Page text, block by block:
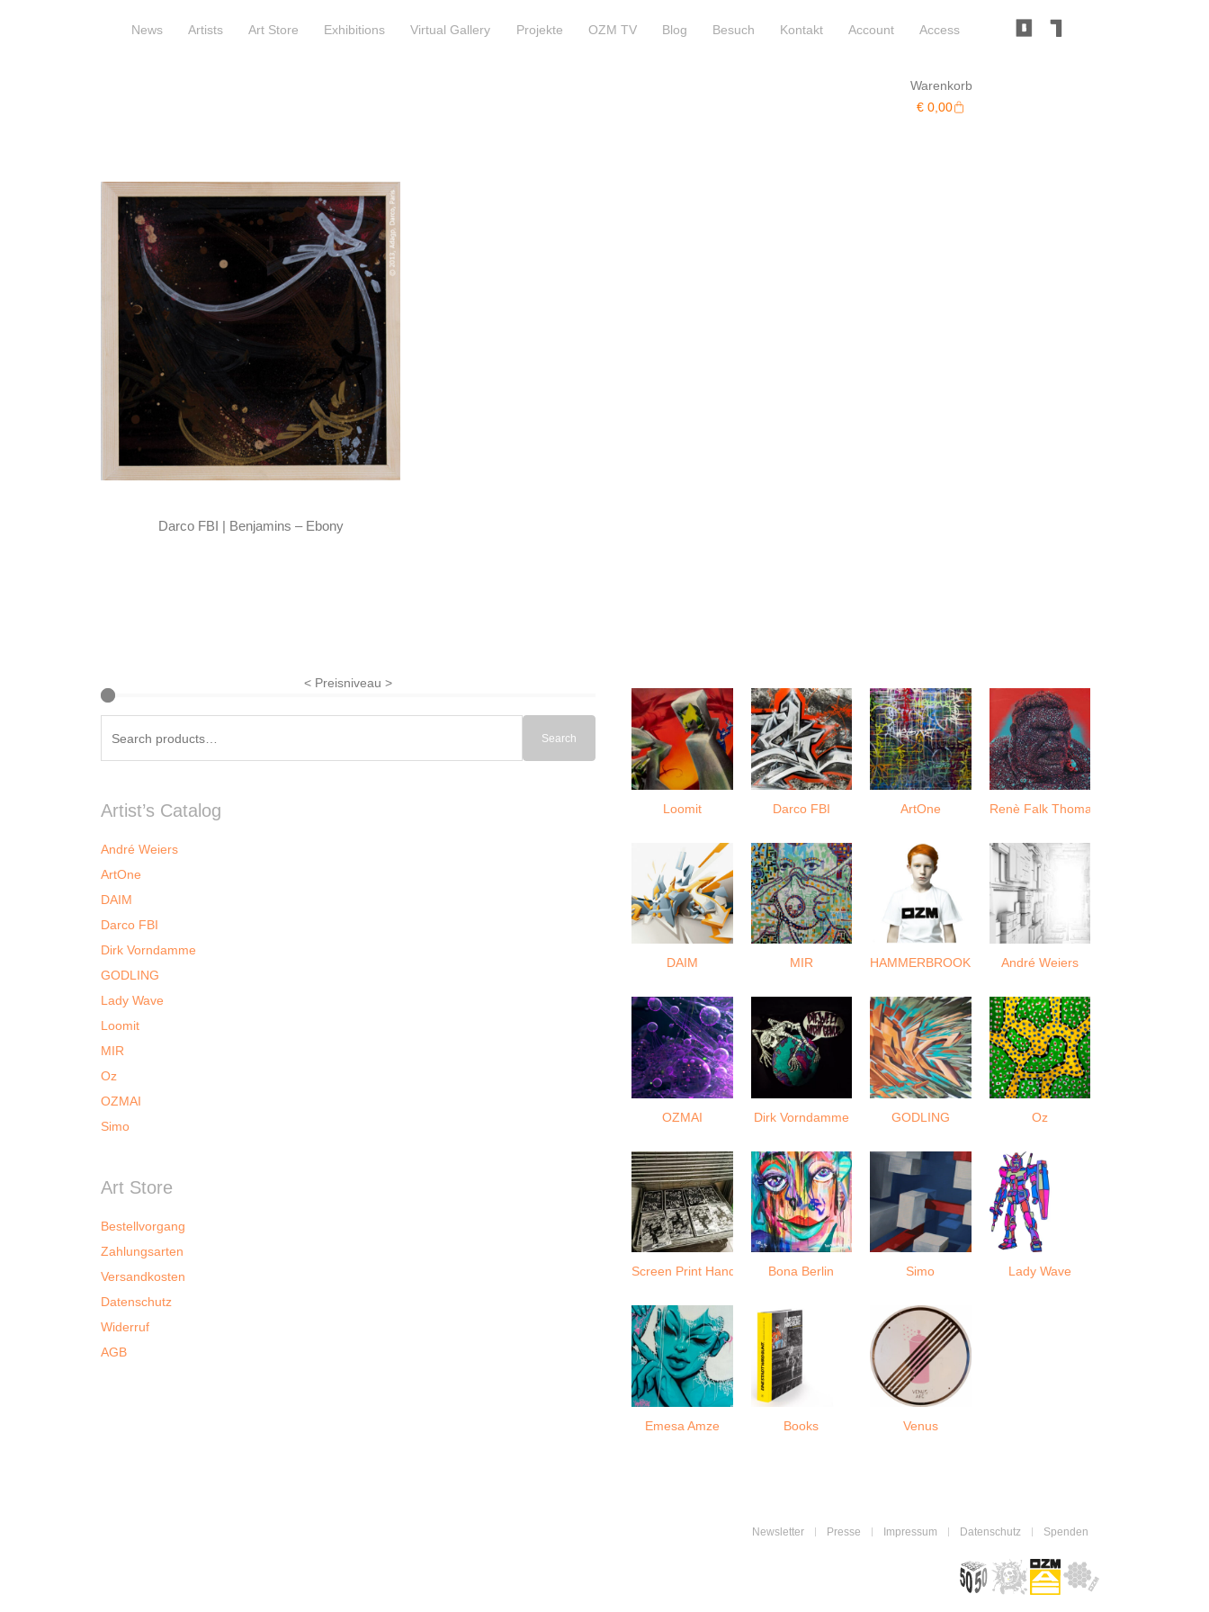
News Artists Art Store Exhibitions Virtual Gallery Projekte OZM TV Blog Besuch Kontakt Account Access
Warenkorb
€ 0,00Warenkorb
Darco FBI | Benjamins – Ebony
< Preisniveau >
Search
Artist’s Catalog
André Weiers
ArtOne
DAIM
Darco FBI
Dirk Vorndamme
GODLING
Lady Wave
Loomit
MIR
Oz
OZMAI
Simo
Art Store
Bestellvorgang
Zahlungsarten
Versandkosten
Datenschutz
Widerruf
AGB
Loomit Darco FBI ArtOne Renè Falk Thomasius
DAIM MIR HAMMERBROOKLYN André Weiers
OZMAI Dirk Vorndamme GODLING Oz
Screen Print Handmade Bona Berlin Simo Lady Wave
Emesa Amze Books Venus
Newsletter Presse Impressum Datenschutz Spenden